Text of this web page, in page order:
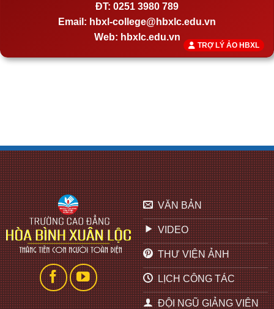
ĐT: 0251 3980 789
Email: hbxl-college@hbxlc.edu.vn
Web: hbxlc.edu.vn
VĂN BẢN
VIDEO
THƯ VIỆN ẢNH
LỊCH CÔNG TÁC
ĐỘI NGŨ GIẢNG VIÊN
TRỢ LÝ ẢO HBXL